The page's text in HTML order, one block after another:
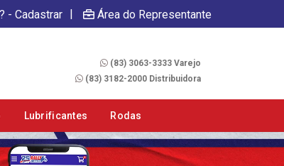
- Cadastrar | Área do Representante
(83) 3063-3333 Varejo
(83) 3182-2000 Distribuidora
Lubrificantes Rodas